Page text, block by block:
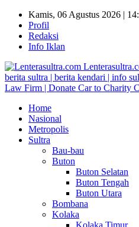
Kamis, 06 Agustus 2026 |
Profil
Redaksi
Info Iklan
berita sultra | berita kendari | info
Law Firm | Donate Car to Charity
Home
Nasional
Metropolis
Sultra
Bau-bau
Buton
Buton Selatan
Buton Tengah
Buton Utara
Bombana
Kolaka
Kolaka Timur